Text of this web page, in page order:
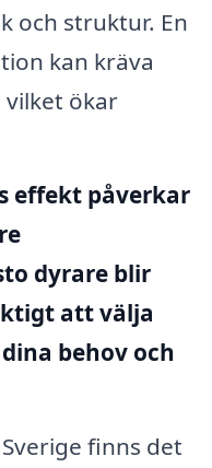
och struktur. En
kan kräva
vilket ökar
effekt påverkar
dyrare blir
att välja
behov och
finns det